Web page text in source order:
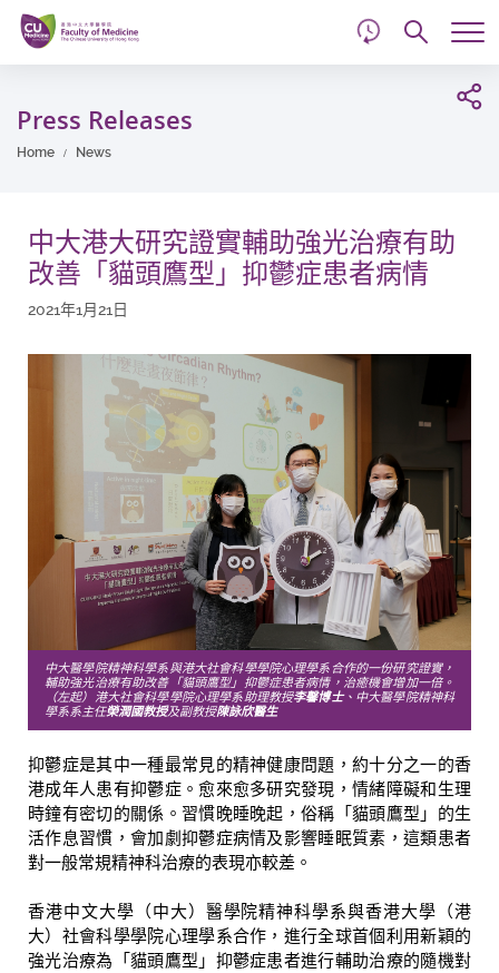
Skip
main
content
Press Releases
Home News
中大港大研究證實輔助強光治療有助
改善「貓頭鷹型」抑鬱症患者病情
2021年1月21日
中大醫學院精神科學系與港大社會科學學院心理學系合作的一份研究證實，
輔助強光治療有助改善「貓頭鷹型」抑鬱症患者病情，治癒機會增加一倍。
（左起）港大社會科學學院心理學系助理教授李馨博士、中大醫學院精神科
學系系主任榮潤國教授及副教授陳詠欣醫生
抑鬱症是其中一種最常見的精神健康問題，約十分之一的香
港成年人患有抑鬱症。愈來愈多研究發現，情緒障礙和生理
時鐘有密切的關係。習慣晚睡晚起，俗稱「貓頭鷹型」的生
活作息習慣，會加劇抑鬱症病情及影響睡眠質素，這類患者
對一般常規精神科治療的表現亦較差。
香港中文大學（中大）醫學院精神科學系與香港大學（港
大）社會科學學院心理學系合作，進行全球首個利用新穎的
強光治療為「貓頭鷹型」抑鬱症患者進行輔助治療的隨機對